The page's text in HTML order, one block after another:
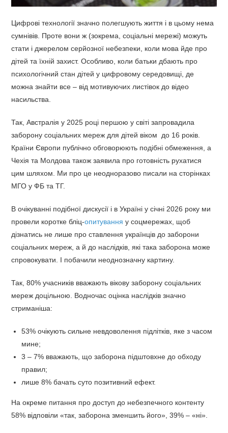
Цифрові технології значно полегшують життя і в цьому нема
сумнівів. Проте вони ж (зокрема, соціальні мережі) можуть
стати і джерелом серйозної небезпеки, коли мова йде про
дітей та їхній захист. Особливо, коли батьки дбають про
психологічний стан дітей у цифровому середовищі, де
можна знайти все – від мотивуючих листівок до відео
насильства.
Так, Австралія у 2025 році першою у світі запровадила
заборону соціальних мереж для дітей віком до 16 років.
Країни Європи публічно обговорюють подібні обмеження, а
Чехія та Молдова також заявила про готовність рухатися
цим шляхом. Ми про це неодноразово писали на сторінках
МГО у ФБ та ТГ.
В очікуванні подібної дискусії і в Україні у січні 2026 року ми
провели коротке бліц-опитування у соцмережах, щоб
дізнатись не лише про ставлення українців до заборони
соціальних мереж, а й до наслідків, які така заборона може
спровокувати. І побачили неоднозначну картину.
Так, 80% учасників вважають вікову заборону соціальних
мереж доцільною. Водночас оцінка наслідків значно
стриманіша:
53% очікують сильне невдоволення підлітків, яке з часом
мине;
3 – 7% вважають, що заборона підштовхне до обходу
правил;
лише 8% бачать суто позитивний ефект.
На окреме питання про доступ до небезпечного контенту
58% відповіли «так, заборона зменшить його», 39% – «ні».